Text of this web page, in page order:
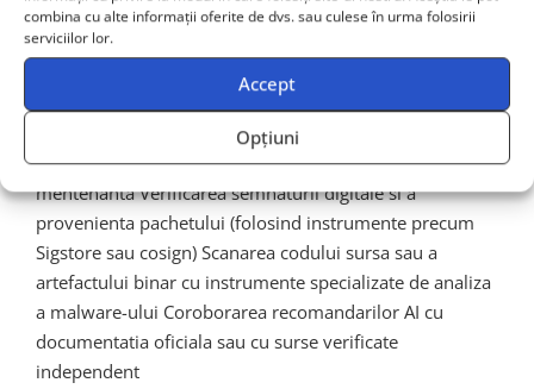
combina cu alte informații oferite de dvs. sau culese în urma folosirii
serviciilor lor.
Accept
Opțiuni
de un model AI, inainte de instalarea acestuia. Aceasta
verificare trebuie sa includa mai multe niveluri:
Confirmarea existentei pachetului in registrul oficial si
verificarea istoricului sau de publicare Analiza
numarului de descarcari, a recenziilor si a activitatii de
mentenanta Verificarea semnaturii digitale si a
provenienta pachetului (folosind instrumente precum
Sigstore sau cosign) Scanarea codului sursa sau a
artefactului binar cu instrumente specializate de analiza
a malware-ului Coroborarea recomandarilor AI cu
documentatia oficiala sau cu surse verificate
independent